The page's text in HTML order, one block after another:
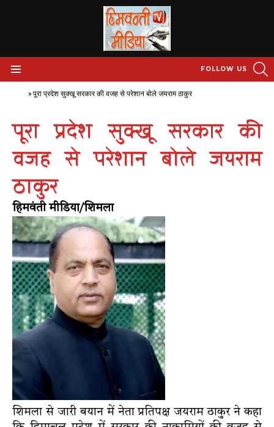
FOLLOW US
» पूरा प्रदेश सुक्खू सरकार की वजह से परेशान बोले जयराम ठाकुर
पूरा प्रदेश सुक्खू सरकार की
वजह से परेशान बोले जयराम
ठाकुर
हिमवंती मीडिया/शिमला
शिमला से जारी बयान में नेता प्रतिपक्ष जयराम ठाकुर ने कहा